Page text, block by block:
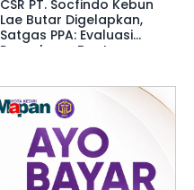
CSR PT. Socfindo Kebun
Lae Butar Digelapkan,
Satgas PPA: Evaluasi
Penyaluran Bantuan